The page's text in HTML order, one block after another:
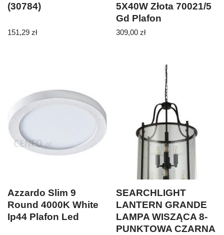
(30784)
151,29 zł
5X40W Złota 70021/5
Gd Plafon
(700215Gd)
309,00zł
Azzardo Slim 9
Round 4000K White
Ip44 Plafon Led
SEARCHLIGHT
LANTERN GRANDE
LAMPA WISZĄCA 8-
PUNKTOWA CZARNA